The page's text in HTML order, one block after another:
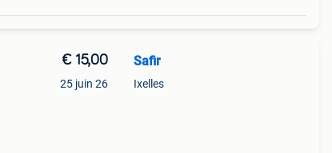
€ 15,00
25 juin 26
Safir
Ixelles